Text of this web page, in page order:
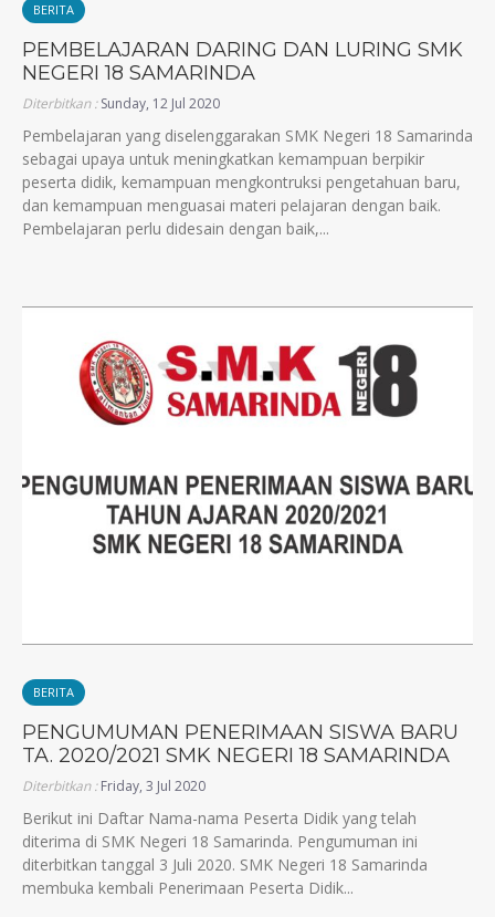
BERITA
PEMBELAJARAN DARING DAN LURING SMK
NEGERI 18 SAMARINDA
Diterbitkan :Sunday, 12 Jul 2020
Pembelajaran yang diselenggarakan SMK Negeri 18 Samarinda
sebagai upaya untuk meningkatkan kemampuan berpikir
peserta didik, kemampuan mengkontruksi pengetahuan baru,
dan kemampuan menguasai materi pelajaran dengan baik.
Pembelajaran perlu didesain dengan baik,...
BERITA
PENGUMUMAN PENERIMAAN SISWA BARU
TA. 2020/2021 SMK NEGERI 18 SAMARINDA
Diterbitkan :Friday, 3 Jul 2020
Berikut ini Daftar Nama-nama Peserta Didik yang telah
diterima di SMK Negeri 18 Samarinda. Pengumuman ini
diterbitkan tanggal 3 Juli 2020. SMK Negeri 18 Samarinda
membuka kembali Penerimaan Peserta Didik...